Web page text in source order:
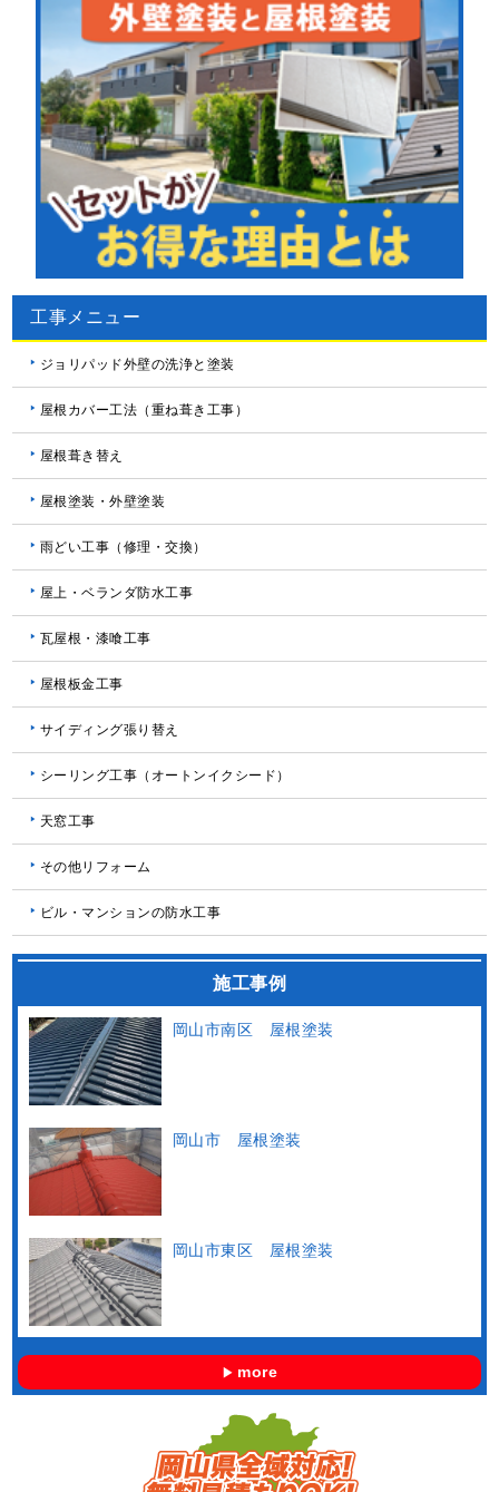
工事メニュー
ジョリパッド外壁の洗浄と塗装
屋根カバー工法（重ね葺き工事）
屋根葺き替え
屋根塗装・外壁塗装
雨どい工事（修理・交換）
屋上・ベランダ防水工事
瓦屋根・漆喰工事
屋根板金工事
サイディング張り替え
シーリング工事（オートンイクシード）
天窓工事
その他リフォーム
ビル・マンションの防水工事
施工事例
岡山市南区 屋根塗装
岡山市 屋根塗装
岡山市東区 屋根塗装
more